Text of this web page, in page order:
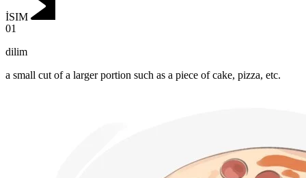
İSIM
01
dilim
a small cut of a larger portion such as a piece of cake, pizza, etc.